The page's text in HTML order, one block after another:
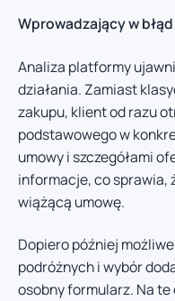
Wprowadzający w
Analiza platformy
działania. Zamiast
zakupu, klient od razu
podstawowego w
umowy i szczegółami
informacje, co sprawia,
wiążącą umowę.
Dopiero później
podróżnych i wybór
osobny formularz. Na